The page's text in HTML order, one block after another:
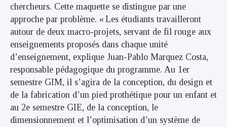
chercheurs. Cette maquette se distingue par une
approche par problème. « Les étudiants travailleront
autour de deux macro-projets, servant de fil rouge aux
enseignements proposés dans chaque unité
d’enseignement, explique Juan-Pablo Marquez Costa,
responsable pédagogique du programme. Au 1er
semestre GIM, il s’agira de la conception, du design et
de la fabrication d’un pied prothétique pour un enfant et
au 2e semestre GIE, de la conception, le
dimensionnement et l’optimisation d’un système de